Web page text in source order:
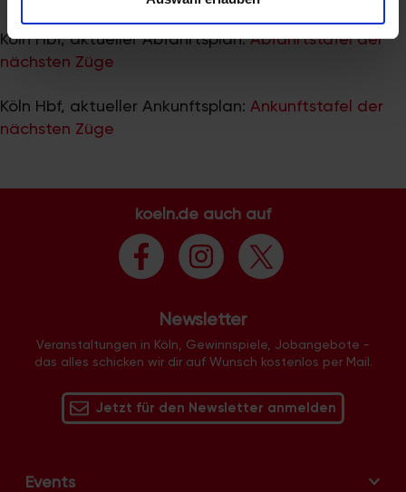
analysieren. Außerdem geben wir Informationen zu Ihrer
Verwendung unserer Website an unsere Partner für
soziale Medien, Werbung und Analysen weiter. Unsere
weiteren Daten zusammen, die Sie ihnen bereitgestellt
haben oder die sie im Rahmen Ihrer Nutzung der Dienste
Köln Hbf, aktueller Abfahrtsplan:Abfahrtstafel der
nächsten Züge
Köln Hbf, aktueller Ankunftsplan: Ankunftstafel der
nächsten Züge
koeln.de auch auf
Newsletter
Veranstaltungen in Köln, Gewinnspiele, Jobangebote -
das alles schicken wir dir auf Wunsch kostenlos per Mail.
Jetzt für den Newsletter anmelden
Events